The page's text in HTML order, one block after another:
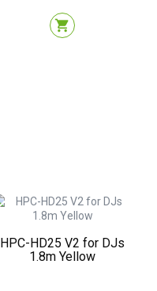
shopping_cart
HPC-HD25 V2 for DJs
1.8m Yellow